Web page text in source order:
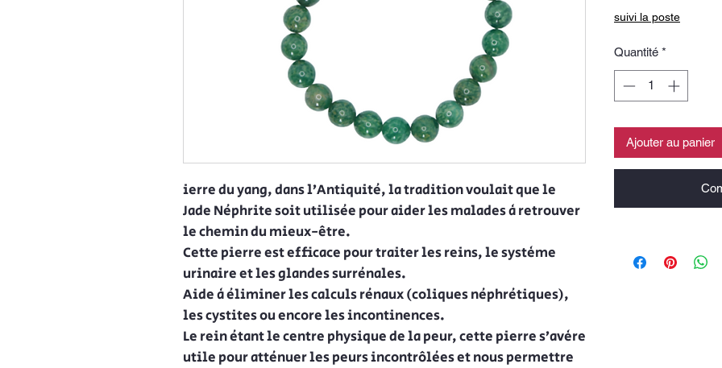
ierre du yang, dans l’Antiquité, la tradition voulait que le
Jade Néphrite soit utilisée pour aider les malades à retrouver
le chemin du mieux-être.
Cette pierre est efficace pour traiter les reins, le système
urinaire et les glandes surrénales.
Aide à éliminer les calculs rénaux (coliques néphrétiques),
les cystites ou encore les incontinences.
Le rein étant le centre physique de la peur, cette pierre s’avère
utile pour atténuer les peurs incontrôlées et nous permettre
suivi la poste
Quantité *
Ajouter au panier